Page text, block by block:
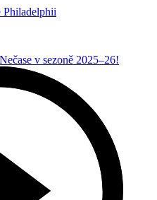
Philadelphii